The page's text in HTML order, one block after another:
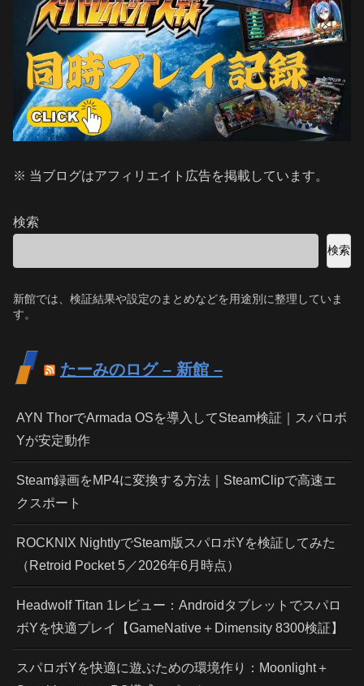
※ 当ブログはアフィリエイト広告を掲載しています。
検索
検索
新館では、検証結果や設定のまとめなどを用途別に整理していま
す。
たーみのログ – 新館 –
AYN ThorでArmada OSを導入してSteam検証｜スパロボ
Yが安定動作
Steam録画をMP4に変換する方法｜SteamClipで高速エ
クスポート
ROCKNIX NightlyでSteam版スパロボYを検証してみた
（Retroid Pocket 5／2026年6月時点）
Headwolf Titan 1レビュー：Androidタブレットでスパロ
ボYを快適プレイ【GameNative＋Dimensity 8300検証】
スパロボYを快適に遊ぶための環境作り：Moonlight＋